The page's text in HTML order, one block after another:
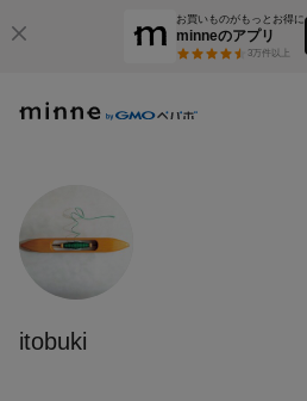
お買いものがもっとお得に
minneのアプリ
3万件以上
itobuki